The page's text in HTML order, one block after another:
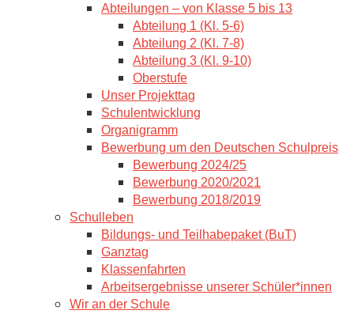
Abteilungen – von Klasse 5 bis 13
Abteilung 1 (Kl. 5-6)
Abteilung 2 (Kl. 7-8)
Abteilung 3 (Kl. 9-10)
Oberstufe
Unser Projekttag
Schulentwicklung
Organigramm
Bewerbung um den Deutschen Schulpreis
Bewerbung 2024/25
Bewerbung 2020/2021
Bewerbung 2018/2019
Schulleben
Bildungs- und Teilhabepaket (BuT)
Ganztag
Klassenfahrten
Arbeitsergebnisse unserer Schüler*innen
Wir an der Schule